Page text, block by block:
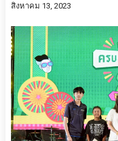
สิงหาคม 13, 2023